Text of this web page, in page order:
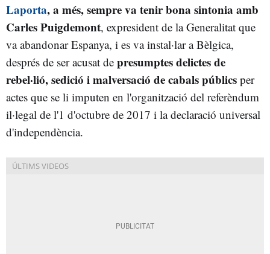
Laporta, a més, sempre va tenir bona sintonia amb
Carles Puigdemont, expresident de la Generalitat que
va abandonar Espanya, i es va instal·lar a Bèlgica,
després de ser acusat de presumptes delictes de
rebel·lió, sedició i malversació de cabals públics per
actes que se li imputen en l'organització del referèndum
il·legal de l'1 d'octubre de 2017 i la declaració universal
d'independència.